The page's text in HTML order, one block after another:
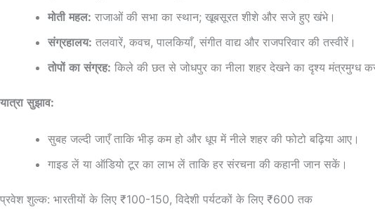
मोती महल: राजाओं की सभा का स्थान; खूबसूरत शीशे और सजे हुए खंभे।
संग्रहालय: तलवारें, कवच, पालकियाँ, संगीत वाद्य और राजपरिवार की तस्वीरें।
तोपों का संग्रह: किले की छत से जोधपुर का नीला शहर देखने का दृश्य मंत्रमुग्ध
यात्रा सुझाव:
सुबह जल्दी जाएँ ताकि भीड़ कम हो और धूप में नीले शहर की फोटो बढ़िया आए।
गाइड लें या ऑडियो टूर का लाभ लें ताकि हर संरचना की कहानी जान सकें।
प्रवेश शुल्क: भारतीयों के लिए ₹100-150, विदेशी पर्यटकों के लिए ₹600 तक